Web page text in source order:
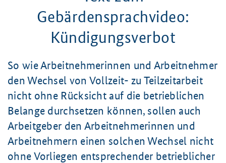
Gebärdensprachvideo:
Kündigungsverbot
So wie Arbeitnehmerinnen und Arbeitnehmer
den Wechsel von Vollzeit- zu Teilzeitarbeit
nicht ohne Rücksicht auf die betrieblichen
Belange durchsetzen können, sollen auch
Arbeitgeber den Arbeitnehmerinnen und
Arbeitnehmern einen solchen Wechsel nicht
ohne Vorliegen entsprechender betrieblicher